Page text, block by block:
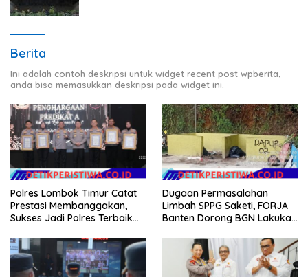
Berita
Ini adalah contoh deskripsi untuk widget recent post wpberita,
anda bisa memasukkan deskripsi pada widget ini.
Polres Lombok Timur Catat
Prestasi Membanggakan,
Sukses Jadi Polres Terbaik
NTB
Dugaan Permasalahan
Limbah SPPG Saketi, FORJA
Banten Dorong BGN Lakukan